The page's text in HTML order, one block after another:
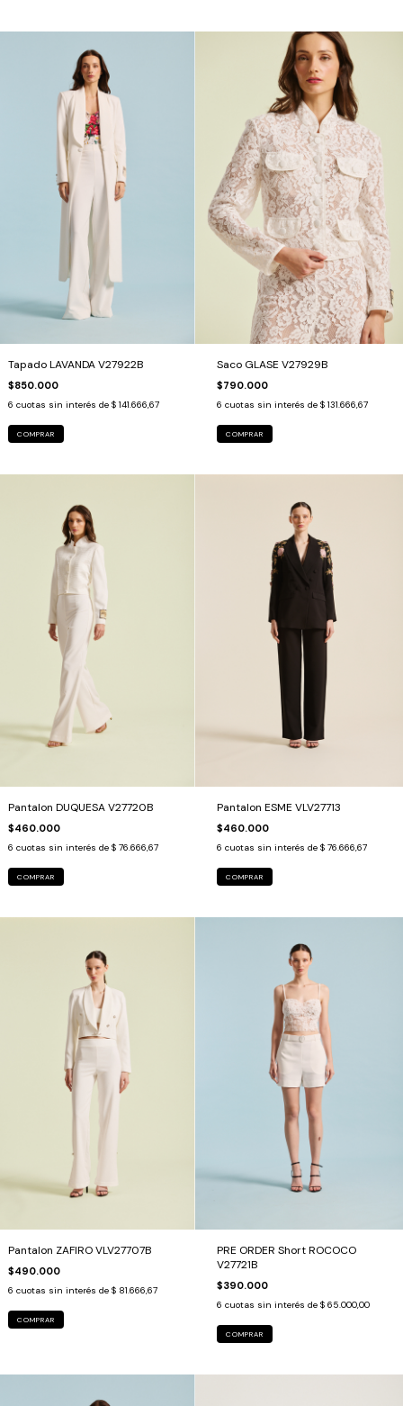
Tapado LAVANDA V27922B
$850.000
6 cuotas sin interés de $ 141.666,67
COMPRAR
Saco GLASE V27929B
$790.000
6 cuotas sin interés de $ 131.666,67
COMPRAR
Pantalon DUQUESA V27720B
$460.000
6 cuotas sin interés de $ 76.666,67
COMPRAR
Pantalon ESME VLV27713
$460.000
6 cuotas sin interés de $ 76.666,67
COMPRAR
Pantalon ZAFIRO VLV27707B
$490.000
6 cuotas sin interés de $ 81.666,67
COMPRAR
PRE ORDER Short ROCOCO
V27721B
$390.000
6 cuotas sin interés de $ 65.000,00
COMPRAR